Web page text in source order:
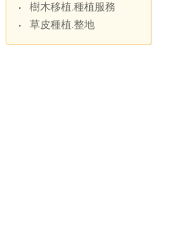
‧
樹木移植.種植服務
‧
草皮種植.整地